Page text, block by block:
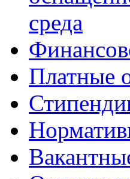
среда
Платные